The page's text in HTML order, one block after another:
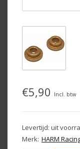
€5,90 Incl. btw
Levertijd: uit
Merk: HARM